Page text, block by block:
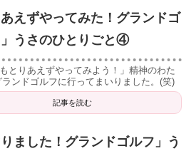
あえずやってみた！グランドゴ
うさのひとりごと④
もとりあえずやってみよう！」精神のわた
ランドゴルフに行ってまいりました。(笑)
記事を読む
りました！グランドゴルフ」う